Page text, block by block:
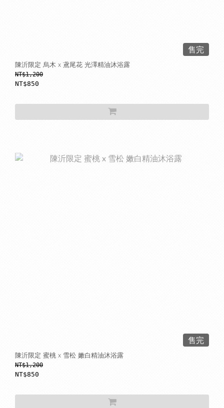
售完
陳沂限定 烏木 x 鳶尾花 光澤精油沐浴露
NT$1,200
NT$850
售完
陳沂限定 蜜桃 x 雪松 嫩白精油沐浴露
NT$1,200
NT$850